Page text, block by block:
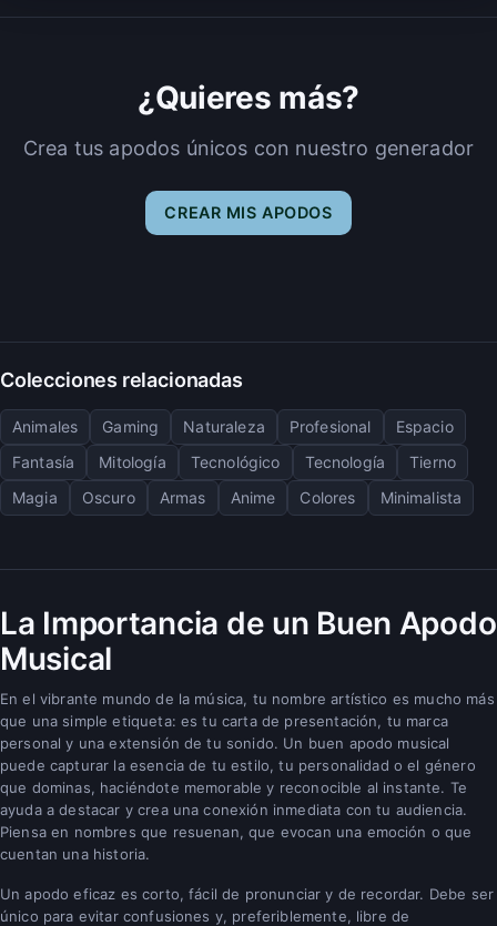
¿Quieres más?
Crea tus apodos únicos con nuestro generador
CREAR MIS APODOS
Colecciones relacionadas
Animales Gaming Naturaleza Profesional
Espacio
Fantasía
Mitología Tecnológico Tecnología
Tierno
Magia
Oscuro Armas Anime Colores Minimalista
La Importancia de un Buen Apodo
Musical
En el vibrante mundo de la música, tu nombre artístico es mucho más
que una simple etiqueta: es tu carta de presentación, tu marca
personal y una extensión de tu sonido. Un buen apodo musical
puede capturar la esencia de tu estilo, tu personalidad o el género
que dominas, haciéndote memorable y reconocible al instante. Te
ayuda a destacar y crea una conexión inmediata con tu audiencia.
Piensa en nombres que resuenan, que evocan una emoción o que
cuentan una historia.
Un apodo eficaz es corto, fácil de pronunciar y de recordar. Debe ser
único para evitar confusiones y, preferiblemente, libre de